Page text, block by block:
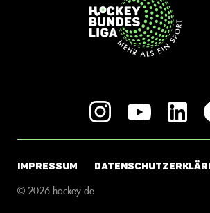
IMPRESSUM
© 2026 hockey.de